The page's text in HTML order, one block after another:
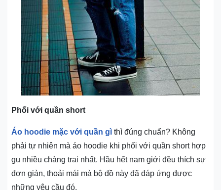
Phối với quần short
Áo hoodie mặc với quần gì thì đúng chuẩn? Không
phải tự nhiên mà áo hoodie khi phối với quần short hợp
gu nhiều chàng trai nhất. Hầu hết nam giới đều thích sự
đơn giản, thoải mái mà bộ đồ này đã đáp ứng được
những yêu cầu đó.